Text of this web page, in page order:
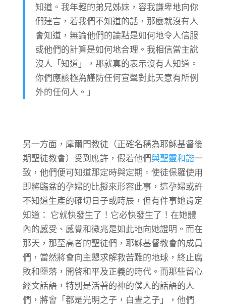
知道。我年輕的弟兄姊妹，容我謙卑地向你
們建言，若我們不知道的話，那麼就沒有人
會知道，無論他們的論點是如何地令人信服
或他們的計算是如何地合理。我相信當主說
沒人「知道」，那就真的表示沒有人知道。
你們應該極為謹防任何宣聲對此天意有所例
外的任何人。」
另一方面，摩爾門教徒（正確名稱為耶穌基督後
期聖徒教會）受到應許，假若他們與聖靈和諧一
致，他們便可知道那定時與定期。使徒保羅使用
即將臨盆的孕婦的比擬來形容此事，這孕婦或許
不知道生產的確切日子或時辰，但有件事她肯定
知道： 它就快發生了！它必快發生了！在她體
內的感受、感覺和徵兆是如此地向她證明。而在
那天，那至高者的聖徒們，耶穌基督教會的成員
們，當然將會向主懇求解救苦難的地球，終止腐
敗和墮落，開啓和平及正義的時代。而那些留心
經文話語，特別是活著的神的僕人的話語的人
們，將會「都是光明之子，白晝之子」，他們